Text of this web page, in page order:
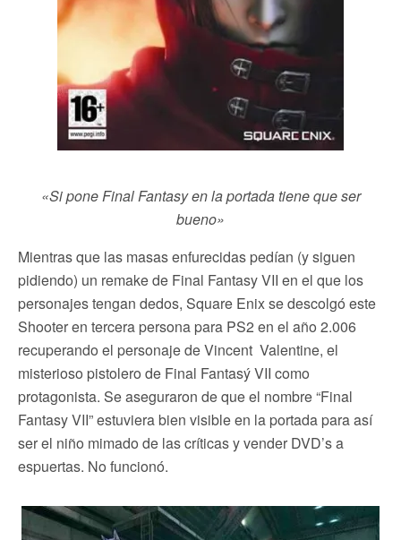
«Si pone Final Fantasy en la portada tiene que ser
bueno»
Mientras que las masas enfurecidas pedían (y siguen
pidiendo) un remake de Final Fantasy VII en el que los
personajes tengan dedos, Square Enix se descolgó este
Shooter en tercera persona para PS2 en el año 2.006
recuperando el personaje de Vincent Valentine, el
misterioso pistolero de Final Fantasý VII como
protagonista. Se aseguraron de que el nombre “Final
Fantasy VII” estuviera bien visible en la portada para así
ser el niño mimado de las críticas y vender DVD’s a
espuertas. No funcionó.